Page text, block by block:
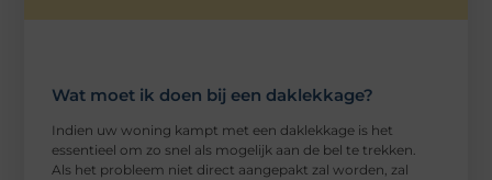
Wat moet ik doen bij een daklekkage?
Indien uw woning kampt met een daklekkage is het
essentieel om zo snel als mogelijk aan de bel te trekken.
Als het probleem niet direct aangepakt zal worden, zal